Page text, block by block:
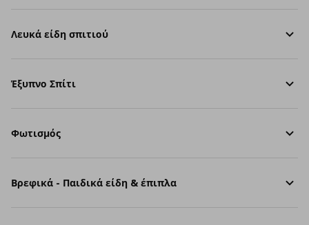
Λευκά είδη σπιτιού
Έξυπνο Σπίτι
Φωτισμός
Βρεφικά - Παιδικά είδη & έπιπλα